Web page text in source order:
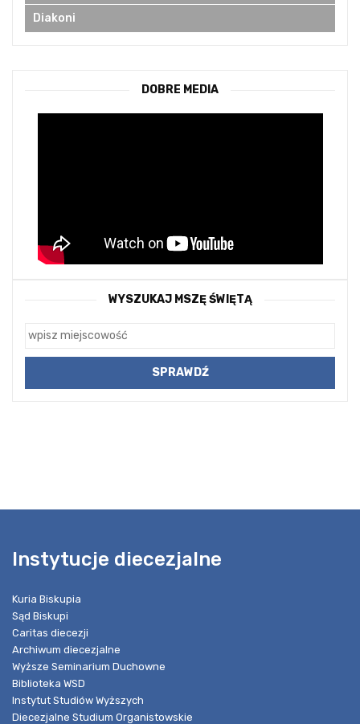
Diakoni
DOBRE MEDIA
WYSZUKAJ MSZĘ ŚWIĘTĄ
Instytucje diecezjalne
Kuria Biskupia
Sąd Biskupi
Caritas diecezji
Archiwum diecezjalne
Wyższe Seminarium Duchowne
Biblioteka WSD
Instytut Studiów Wyższych
Diecezjalne Studium Organistowskie